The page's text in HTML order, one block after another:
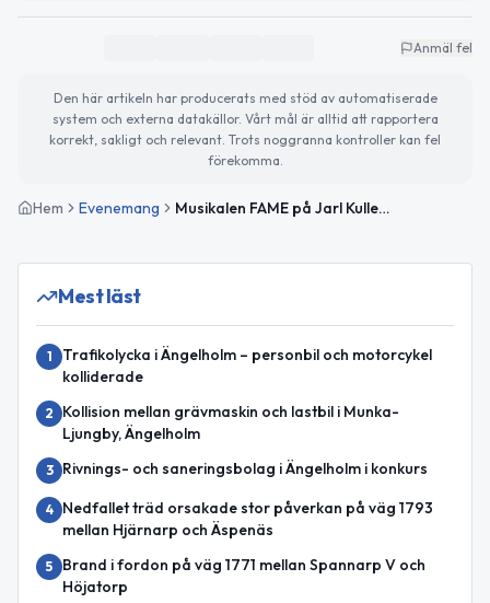
Anmäl fel
Den här artikeln har producerats med stöd av automatiserade
system och externa datakällor. Vårt mål är alltid att rapportera
korrekt, sakligt och relevant. Trots noggranna kontroller kan fel
förekomma.
Hem Evenemang Musikalen FAME på Jarl Kullescenen
Mest läst
1
Trafikolycka i Ängelholm – personbil och motorcykel
kolliderade
2
Kollision mellan grävmaskin och lastbil i Munka-
Ljungby, Ängelholm
3 Rivnings- och saneringsbolag i Ängelholm i konkurs
4
Nedfallet träd orsakade stor påverkan på väg 1793
mellan Hjärnarp och Äspenäs
5
Brand i fordon på väg 1771 mellan Spannarp V och
Höjatorp